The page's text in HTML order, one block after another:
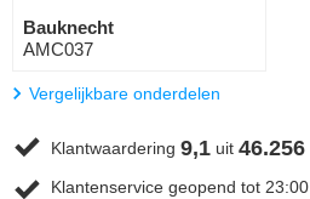
Bauknecht
AMC037
Vergelijkbare onderdelen
Klantwaardering 9,1 uit 46.256
Klantenservice geopend tot 23:00